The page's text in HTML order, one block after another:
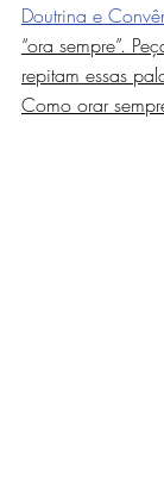
Doutrina e
“ora sempre”.
repitam essas
Como orar